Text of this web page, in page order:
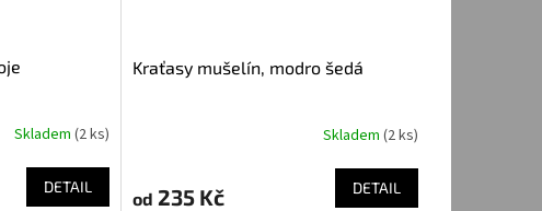
Skladem (2 ks)
DETAIL
Kraťasy mušelín, modro šedá
Skladem (2 ks)
od 235 Kč DETAIL